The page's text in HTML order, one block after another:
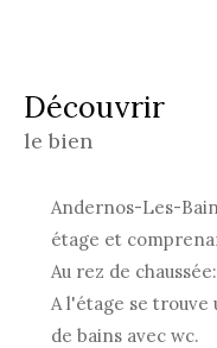
découvrir
le bien
Andernos-Les-
étage et
Au rez de
A l'étage se trouve
de bains avec wc.